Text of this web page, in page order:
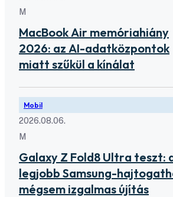
M
MacBook Air memóriahiány
2026: az AI-adatközpontok
miatt szűkül a kínálat
Mobil
2026.08.06.
M
Galaxy Z Fold8 Ultra teszt:
legjobb Samsung-
mégsem izgalmas újítás